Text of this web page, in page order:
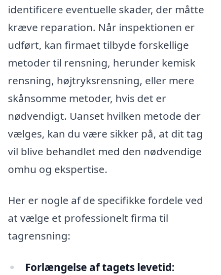
identificere eventuelle skader, der måtte
kræve reparation. Når inspektionen er
udført, kan firmaet tilbyde forskellige
metoder til rensning, herunder kemisk
rensning, højtryksrensning, eller mere
skånsomme metoder, hvis det er
nødvendigt. Uanset hvilken metode der
vælges, kan du være sikker på, at dit tag
vil blive behandlet med den nødvendige
omhu og ekspertise.
Her er nogle af de specifikke fordele ved
at vælge et professionelt firma til
tagrensning:
Forlængelse af tagets levetid: